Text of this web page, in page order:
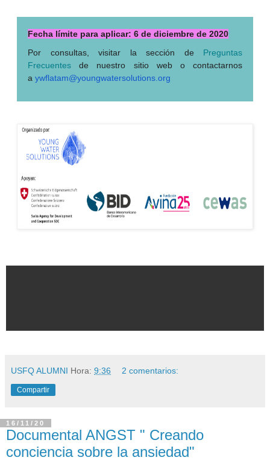
Fecha límite para aplicar: 6 de diciembre de 2020
Por consultas, visitar la sección de Preguntas
Frecuentes de nuestro sitio web o contactarnos
a ywflatam@youngwatersolutions. org
USFQ ALUMNI Hora: 9:36 2 comentarios:
Compartir
16/11/20
Documental ANGST " Creando
conciencia sobre la ansiedad"